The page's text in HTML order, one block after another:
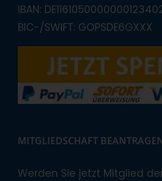
IBAN:
BIC-/SWIFT: GOPSDE6GXXX
MITGLIEDSCHAFT
Werden Sie jetzt Mitglied